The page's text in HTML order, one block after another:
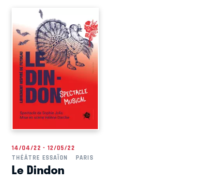
14/04/22 - 12/05/22
THÉÂTRE ESSAÏON
PARIS
Le Dindon